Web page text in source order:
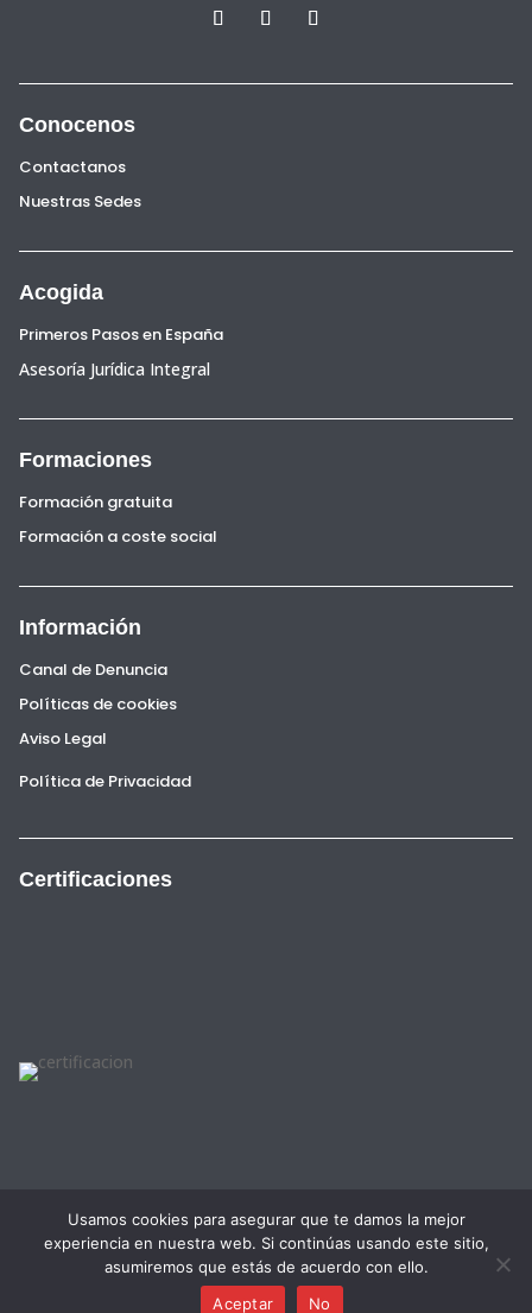
Conocenos
Contactanos
Nuestras Sedes
Acogida
Primeros Pasos en España
Asesoría Jurídica Integral
Formaciones
Formación gratuita
Formación a coste social
Información
Canal de Denuncia
Políticas de cookies
Aviso Legal
Política de Privacidad
Certificaciones
English Français(French) Español(Spanish)
Valenciano
Català
Usamos cookies para asegurar que te damos la mejor
experiencia en nuestra web. Si continúas usando este sitio,
asumiremos que estás de acuerdo con ello.
Aceptar
No